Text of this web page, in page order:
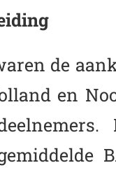
de
en